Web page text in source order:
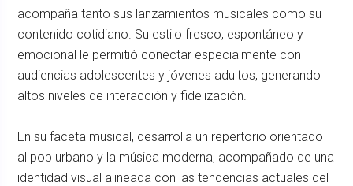
acompaña tanto sus lanzamientos musicales como su
contenido cotidiano. Su estilo fresco, espontáneo y
emocional le permitió conectar especialmente con
audiencias adolescentes y jóvenes adultos, generando
altos niveles de interacción y fidelización.
En su faceta musical, desarrolla un repertorio orientado
al pop urbano y la música moderna, acompañado de una
identidad visual alineada con las tendencias actuales del